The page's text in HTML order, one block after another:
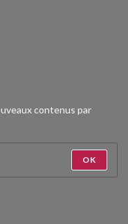
contenus par
OK